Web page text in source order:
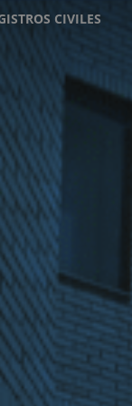
CIVILES